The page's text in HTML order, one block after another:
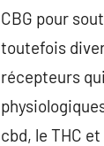
CBG pour
toutefois
récepteurs
cbd, le THC